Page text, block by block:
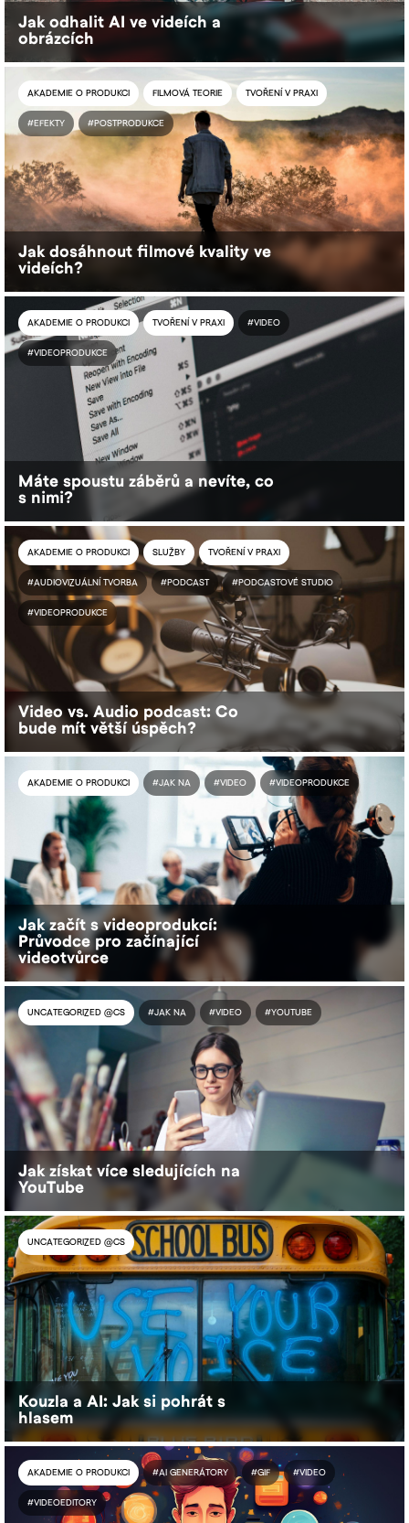
Jak odhalit AI ve videích a
obrázcích
AKADEMIE O PRODUKCI FILMOVÁ TEORIE TVOŘENÍ V PRAXI
#EFEKTY #POSTPRODUKCE
Jak dosáhnout filmové kvality ve
videích?
AKADEMIE O PRODUKCI TVOŘENÍ V PRAXI #VIDEO
#VIDEOPRODUKCE
Máte spoustu záběrů a nevíte, co
s nimi?
AKADEMIE O PRODUKCI SLUŽBY TVOŘENÍ V PRAXI
#AUDIOVIZUÁLNÍ TVORBA #PODCAST #PODCASTOVÉ STUDIO
#VIDEOPRODUKCE
Video vs. Audio podcast: Co
bude mít větší úspěch?
AKADEMIE O PRODUKCI #JAK NA #VIDEO #VIDEOPRODUKCE
Jak začít s videoprodukcí:
Průvodce pro začínající
videotvůrce
UNCATEGORIZED @CS #JAK NA #VIDEO #YOUTUBE
Jak získat více sledujících na
YouTube
UNCATEGORIZED @CS
Kouzla a AI: Jak si pohrát s
hlasem
AKADEMIE O PRODUKCI #AI GENERÁTORY #GIF #VIDEO
#VIDEOEDITORY